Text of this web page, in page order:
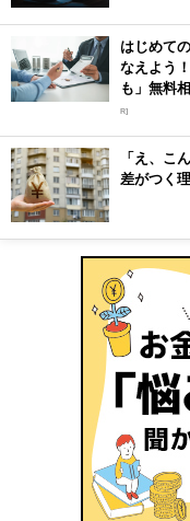
はじめて
なえよう
も」無料
R]
「え、こ
差がつく